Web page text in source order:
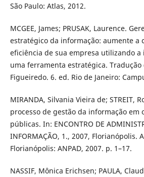
São Paulo: Atlas, 2012.
MCGEE, James; PRUSAK, Laurence.
estratégico da informação: aumente a
eficiência de sua empresa utilizando a
uma ferramenta estratégica.
Figueiredo. 6. ed. Rio de Janeiro:
MIRANDA, Silvania Vieira de; STREIT,
processo de gestão da informação em
públicas. In: ENCONTRO DE
INFORMAÇÃO, 1., 2007, Florianópolis.
Florianópolis: ANPAD, 2007. p. 1–17.
NASSIF, Mônica Erichsen; PAULA,